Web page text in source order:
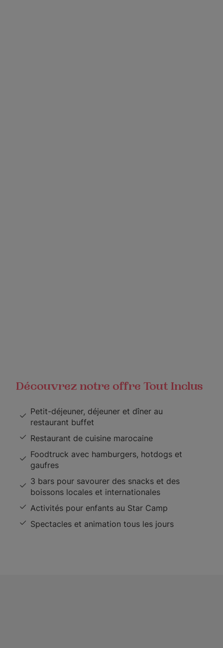
Découvrez notre offre Tout Inclus
Petit-déjeuner, déjeuner et dîner au
restaurant buffet
Restaurant de cuisine marocaine
Foodtruck avec hamburgers, hotdogs et
gaufres
3 bars pour savourer des snacks et des
boissons locales et internationales
Activités pour enfants au Star Camp
Spectacles et animation tous les jours